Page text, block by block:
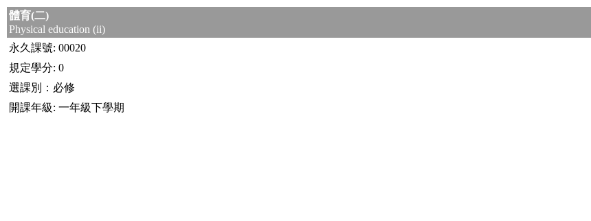
體育(二)
Physical education (ii)
永久課號: 00020
規定學分: 0
選課別：必修
開課年級: 一年級下學期